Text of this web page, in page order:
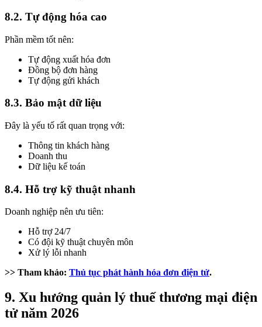
8.2. Tự động hóa cao
Phần mềm tốt nên:
Tự động xuất hóa đơn
Đồng bộ đơn hàng
Tự động gửi khách
8.3. Bảo mật dữ liệu
Đây là yếu tố rất quan trọng với:
Thông tin khách hàng
Doanh thu
Dữ liệu kế toán
8.4. Hỗ trợ kỹ thuật nhanh
Doanh nghiệp nên ưu tiên:
Hỗ trợ 24/7
Có đội kỹ thuật chuyên môn
Xử lý lỗi nhanh
>> Tham khảo: Thủ tục phát hành hóa đơn điện tử.
9. Xu hướng quản lý thuế thương mại điện
tử năm 2026